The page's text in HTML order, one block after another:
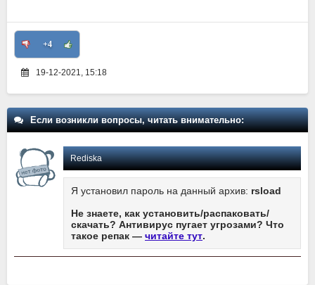
+4
19-12-2021, 15:18
Если возникли вопросы, читать внимательно:
Rediska
Я установил пароль на данный архив: rsload
Не знаете, как установить/распаковать/
скачать? Антивирус пугает угрозами? Что
такое репак — читайте тут.